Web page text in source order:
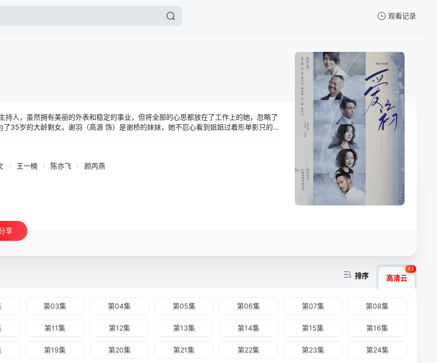
观看记录
暂无观看影片的记录
持人，虽然拥有美丽的外表和稳定的事业，但将全部的心思都放在了工作上的她，忽略了
了35岁的大龄剩女。谢羽（高源 饰）是谢桥的妹妹，她不忍心看到姐姐过着形单影只的孤
了相亲，就此和秦淮（陈亦飞 饰）相识了。 哪知道个性相投的两人一拍即合，一下子
甚至放弃了自己在国内的大好前途，辞了职远嫁重洋。可直到来到了秦淮身边之后，谢
知的秘密。
/ 王一楠 / 陈亦飞 /
颜丙燕
享
排序 高清云
42
第03集 第04集 第05集 第06集 第07集 第08集
第11集 第12集 第13集 第14集 第15集 第16集
第19集 第20集 第21集 第22集 第23集 第24集